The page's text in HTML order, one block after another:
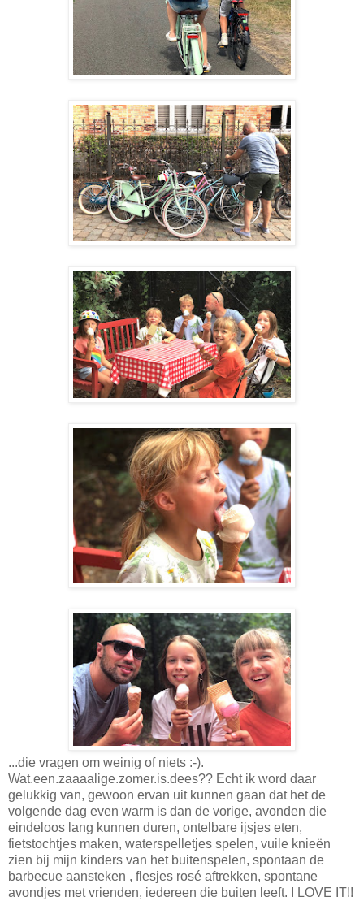
...die vragen om weinig of niets :-).
Wat.een.zaaaalige.zomer.is.dees?? Echt ik word daar
gelukkig van, gewoon ervan uit kunnen gaan dat het de
volgende dag even warm is dan de vorige, avonden die
eindeloos lang kunnen duren, ontelbare ijsjes eten,
fietstochtjes maken, waterspelletjes spelen, vuile knieën
zien bij mijn kinders van het buitenspelen, spontaan de
barbecue aansteken , flesjes rosé aftrekken, spontane
avondjes met vrienden, iedereen die buiten leeft. I LOVE IT!!